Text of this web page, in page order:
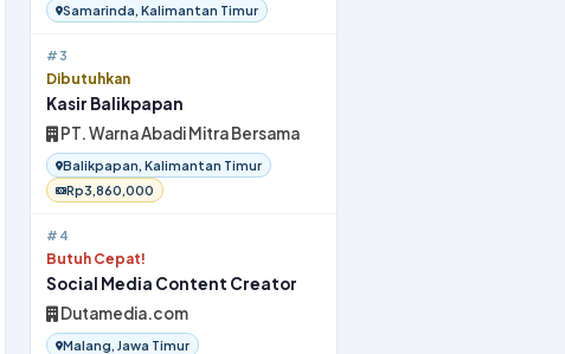
Samarinda, Kalimantan Timur
#3
Dibutuhkan
Kasir Balikpapan
PT. Warna Abadi Mitra Bersama
Balikpapan, Kalimantan Timur
Rp3,860,000
#4
Butuh Cepat!
Social Media Content Creator
Dutamedia.com
Malang, Jawa Timur